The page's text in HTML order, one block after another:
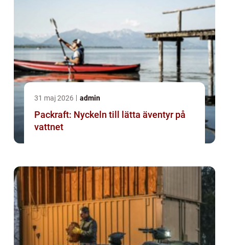
31 maj 2026 admin
Packraft: Nyckeln till lätta äventyr på
vattnet